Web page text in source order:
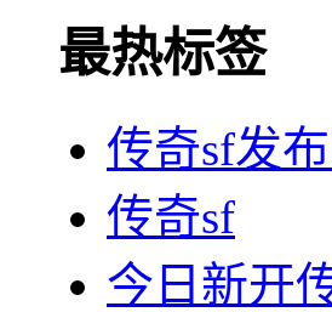
最热标签
传奇sf发
传奇sf
今日新开